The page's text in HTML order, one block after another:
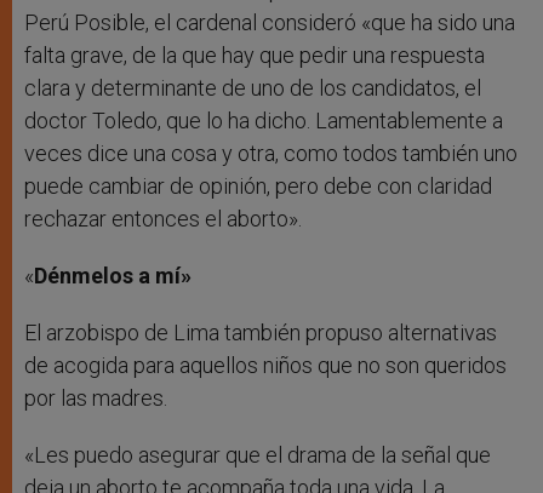
Perú Posible, el cardenal consideró «que ha sido una
falta grave, de la que hay que pedir una respuesta
clara y determinante de uno de los candidatos, el
doctor Toledo, que lo ha dicho. Lamentablemente a
veces dice una cosa y otra, como todos también uno
puede cambiar de opinión, pero debe con claridad
rechazar entonces el aborto».
«Dénmelos a mí»
El arzobispo de Lima también propuso alternativas
de acogida para aquellos niños que no son queridos
por las madres.
«Les puedo asegurar que el drama de la señal que
deja un aborto te acompaña toda una vida. La